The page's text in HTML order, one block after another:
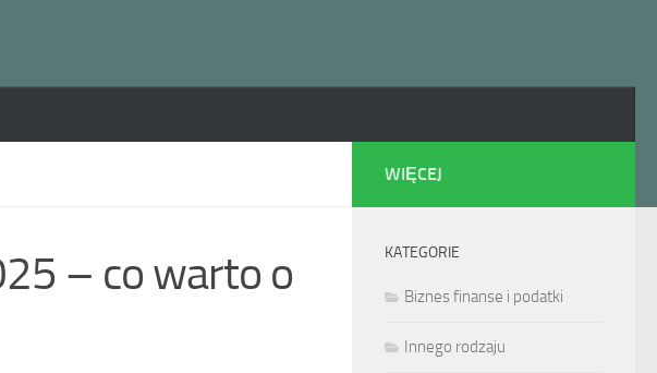
– co warto o
WIĘCEJ
KATEGORIE
Biznes finanse i podatki
Innego rodzaju